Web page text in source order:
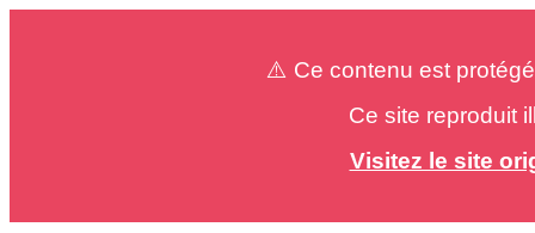
⚠️ Ce contenu est
Ce site reproduit
Visitez le site